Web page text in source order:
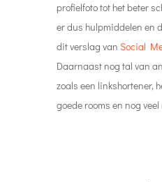
profielfoto tot het beter
er dus hulpmiddelen en
dit verslag van Social
Daarnaast nog tal van
zoals een linkshortener,
goede rooms en nog veel